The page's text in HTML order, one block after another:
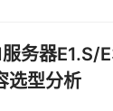
务器E1.S/
选型分析